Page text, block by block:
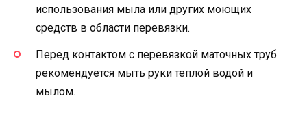
использования мыла или других моющих
средств в области перевязки.
Перед контактом с перевязкой маточных труб
рекомендуется мыть руки теплой водой и
мылом.